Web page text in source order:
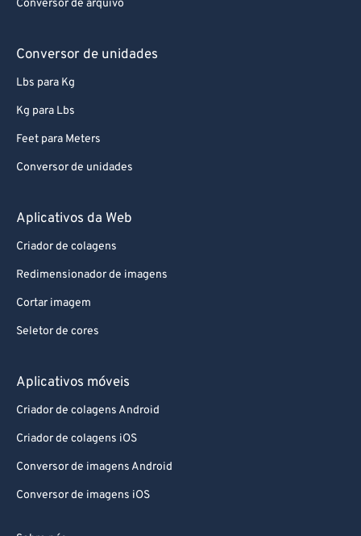
Conversor de arquivo
Conversor de unidades
Lbs para Kg
Kg para Lbs
Feet para Meters
Conversor de unidades
Aplicativos da Web
Criador de colagens
Redimensionador de imagens
Cortar imagem
Seletor de cores
Aplicativos móveis
Criador de colagens Android
Criador de colagens iOS
Conversor de imagens Android
Conversor de imagens iOS